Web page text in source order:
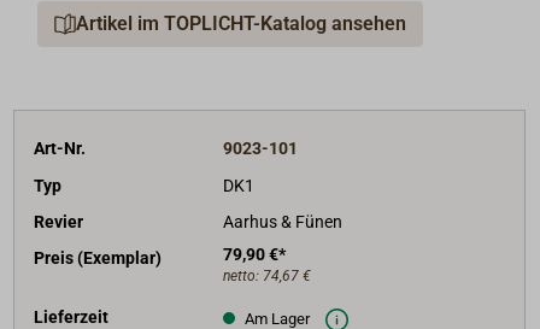
Artikel im TOPLICHT-Katalog ansehen
Art-Nr.
9023-101
Typ
DK1
Revier
Aarhus & Fünen
Preis (Exemplar)
79,90 €*
netto: 74,67 €
Lieferzeit Am Lager